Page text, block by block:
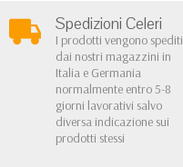
Spedizioni Celeri
I prodotti vengono spediti
dai nostri magazzini in
Italia e Germania
normalmente entro 5-8
giorni lavorativi salvo
diversa indicazione sui
prodotti stessi